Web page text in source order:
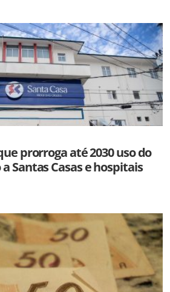
prorroga até 2030 uso do
Santas Casas e hospitais